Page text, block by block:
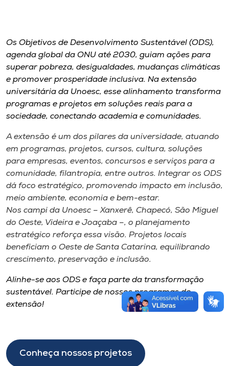
A+
A-
Os Objetivos de Desenvolvimento Sustentável (ODS),
agenda global da ONU até 2030, guiam ações para
superar pobreza, desigualdades, mudanças climáticas
e promover prosperidade inclusiva. Na extensão
universitária da Unoesc, esse alinhamento transforma
programas e projetos em soluções reais para a
sociedade, conectando academia e comunidades.
A extensão é um dos pilares da universidade, atuando
em programas, projetos, cursos, cultura, soluções
para empresas, eventos, concursos e serviços para a
comunidade, filantropia, entre outros. Integrar os ODS
dá foco estratégico, promovendo impacto em inclusão,
meio ambiente, economia e bem-estar.
Nos campi da Unoesc – Xanxerê, Chapecó, São Miguel
do Oeste, Videira e Joaçaba –, o planejamento
estratégico reforça essa visão. Projetos locais
beneficiam o Oeste de Santa Catarina, equilibrando
crescimento, preservação e inclusão.
Alinhe-se aos ODS e faça parte da transformação
sustentável. Participe de nossos programas de
extensão!
Conheça nossos projetos